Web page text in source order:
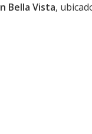
Bella Vista,